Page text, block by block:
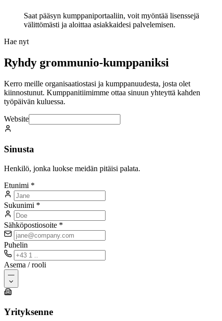
Saat pääsyn kumppaniportaaliin, voit myöntää lisenssejä
välittömästi ja aloittaa asiakkaidesi palvelemisen.
Hae nyt
Ryhdy grommunio-kumppaniksi
Kerro meille organisaatiostasi ja kumppanuudesta, josta olet
kiinnostunut. Kumppanitiimimme ottaa sinuun yhteyttä kahden
työpäivän kuluessa.
Website
Sinusta
Henkilö, jonka luokse meidän pitäisi palata.
Etunimi *
Sukunimi *
Sähköpostiosoite *
Puhelin
Asema / rooli
—
Yrityksenne